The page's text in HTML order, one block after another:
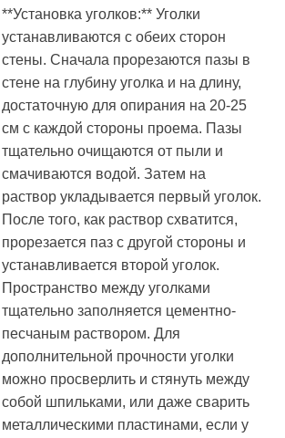
**Установка уголков:** Уголки
устанавливаются с обеих сторон
стены. Сначала прорезаются пазы в
стене на глубину уголка и на длину,
достаточную для опирания на 20-25
см с каждой стороны проема. Пазы
тщательно очищаются от пыли и
смачиваются водой. Затем на
раствор укладывается первый уголок.
После того, как раствор схватится,
прорезается паз с другой стороны и
устанавливается второй уголок.
Пространство между уголками
тщательно заполняется цементно-
песчаным раствором. Для
дополнительной прочности уголки
можно просверлить и стянуть между
собой шпильками, или даже сварить
металлическими пластинами, если у